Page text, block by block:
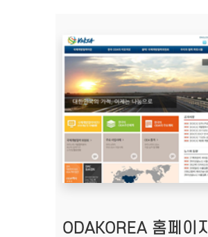
ODAKOREA 홈페이지